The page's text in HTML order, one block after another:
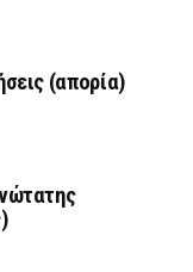
(απορία)